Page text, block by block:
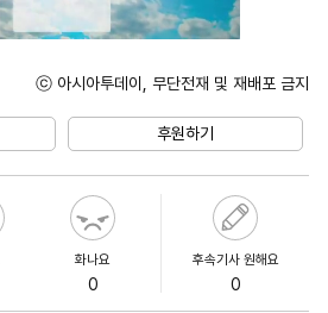
ⓒ 아시아투데이, 무단전재 및 재배포 금지
후원하기
화나요
0
후속기사 원해요
0